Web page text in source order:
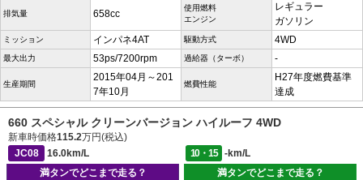
排気量 658cc
使用燃料
エンジン
レギュラー
ガソリン
ミッション インパネ4AT 駆動方式 4WD
最大出力 53ps/7200rpm 過給器（ターボ） -
生産期間
2015年04月～201
7年10月
燃費性能
H27年度燃費基準
達成
660 スペシャル クリーンバージョン ハイルーフ 4WD
新車時価格115.2万円(税込)
JC08
16.0km/L 10・15
-km/L
満タンでどこまで走る？
満タンでどこまで走る？